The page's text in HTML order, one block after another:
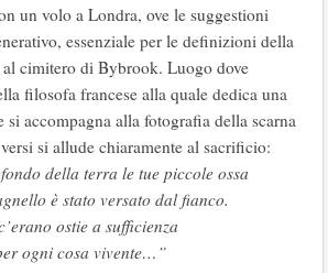
un volo a Londra, ove le suggestioni
essenziale per le definizioni della
cimitero di Bybrook. Luogo dove
filosofa francese alla quale dedica una
si accompagna alla fotografia della scarna
si allude chiaramente al sacrificio:
della terra le tue piccole ossa
è stato versato dal fianco.
ostie a sufficienza
ogni cosa vivente…”